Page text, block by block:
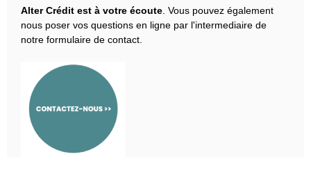
Alter Crédit est à votre écoute. Vous pouvez également
nous poser vos questions en ligne par l'intermediaire de
notre formulaire de contact.